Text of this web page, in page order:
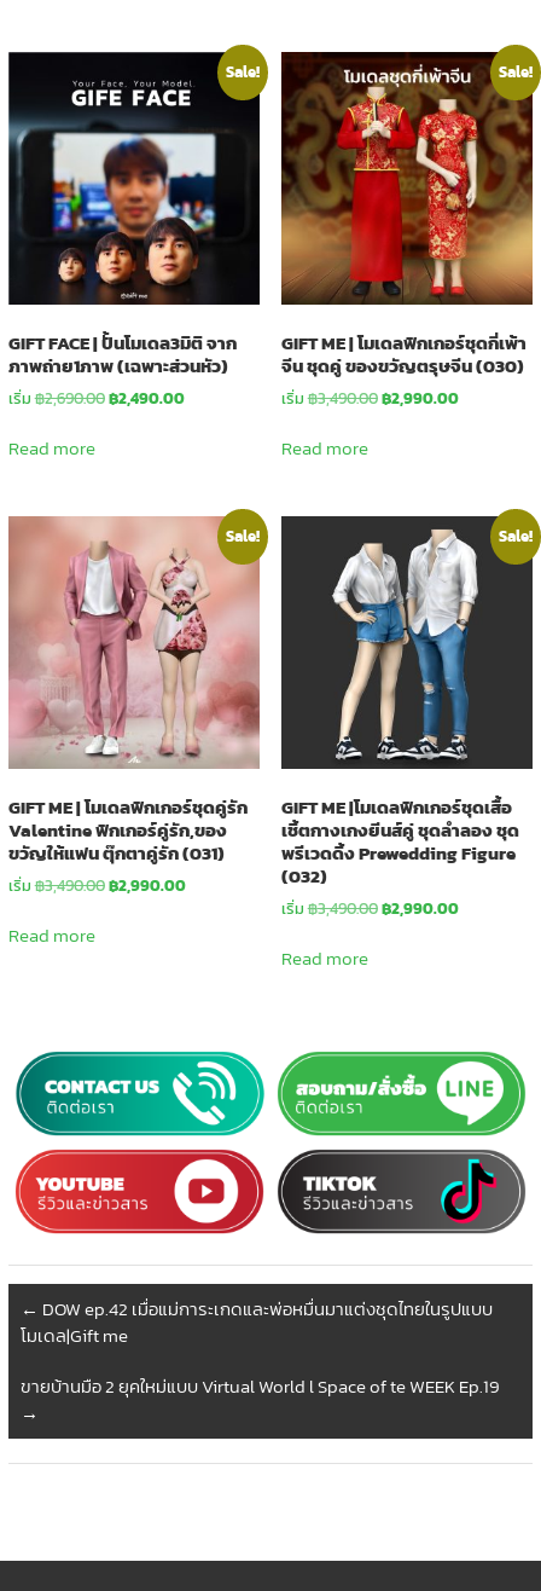
Sale!
GIFT FACE | ปั้นโมเดล3มิติ จาก
ภาพถ่าย1ภาพ (เฉพาะส่วนหัว)
เริ่ม฿2,690.00Original
฿2,490.00Current
Read more
Sale!
GIFT ME | โมเดลฟิกเกอร์ชุดกี่เพ้า
จีน ชุดคู่ ของขวัญตรุษจีน (030)
เริ่ม฿3,490.00Original
฿2,990.00Current
Read more
Sale!
GIFT ME | โมเดลฟิกเกอร์ชุดคู่รัก
Valentine ฟิกเกอร์คู่รัก,ของ
ขวัญให้แฟน ตุ๊กตาคู่รัก (031)
เริ่ม฿3,490.00Original
฿2,990.00Current
Read more
Sale!
GIFT ME |โมเดลฟิกเกอร์ชุดเสื้อ
เชิ้ตกางเกงยีนส์คู่ ชุดลำลอง ชุด
พรีเวดดิ้ง Prewedding Figure
(032)
เริ่ม฿3,490.00Original
฿2,990.00Current
Read more
← DOW ep.42 เมื่อแม่การะเกดและพ่อหมื่นมาแต่งชุดไทยในรูปแบบ
โมเดล|Gift me
ขายบ้านมือ 2 ยุคใหม่แบบ Virtual World l Space of te WEEK Ep.19
→